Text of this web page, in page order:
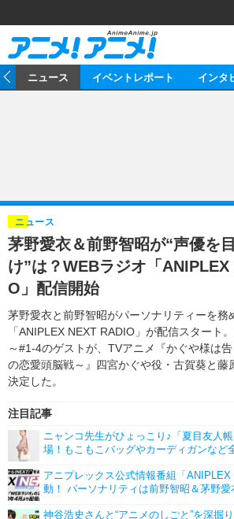
ゲーム
イベント
海外イベント
俳優・タレント
ビジネス
アニメ
書評
ゲーム
動画
アニメ
アニメ！アニメ！TV
連載・コラム
ニュース イベントレポート インタ
茅野愛衣＆前野智昭が“声優を
け”は？WEBラジオ「ANIPLEX
O」配信開始
茅野愛衣と前野智昭がパーソナリティーを務
「ANIPLEX NEXT RADIO」が配信スタート
～#1-4のゲストが、TVアニメ『かぐや様は
の恋愛頭脳戦～』四宮かぐや役・古賀葵と藤
決定した。
ニュース
注目記事
ニャンコ先生がひょっこり♪「夏目友人
場！もこもこバッグやカーディガンなど
アニプレックス公式情報番組「
動！ パーソナリティは前野智昭＆茅野愛
神谷浩史さんと“アニメのしごと”を深掘